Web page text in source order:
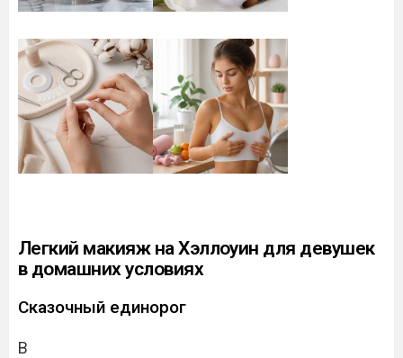
Легкий макияж на Хэллоуин для девушек
в домашних условиях
Сказочный единорог
В